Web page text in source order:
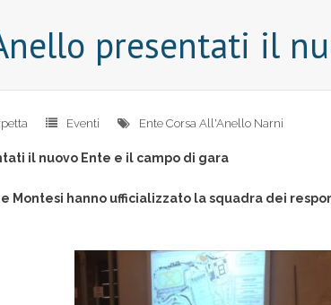
presentati il
Eventi Ente Corsa All'Anello Narni
il nuovo Ente e il campo di gara
Montesi hanno ufficializzato la squadra dei